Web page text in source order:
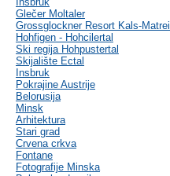
Glečer Moltaler
Grossglockner Resort Kals-Matrei
Hohfigen - Hohcilertal
Ski regija Hohpustertal
Skijalište Ectal
Insbruk
Pokrajine Austrije
Belorusija
Minsk
Arhitektura
Stari grad
Crvena crkva
Fontane
Fotografije Minska